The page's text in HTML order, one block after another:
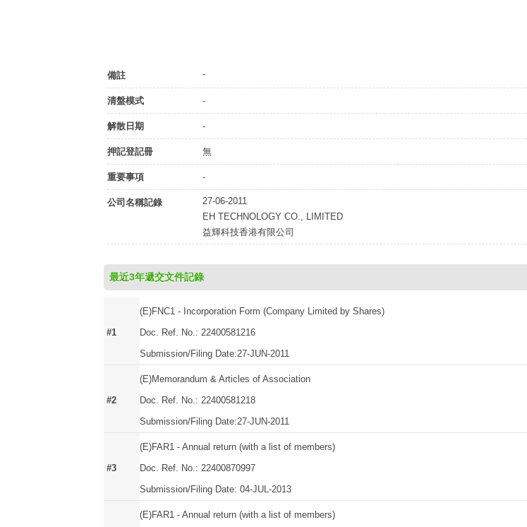
備註 -
清盤模式 -
解散日期 -
押記登記冊 無
重要事項 -
公司名稱記錄
27-06-2011
EH TECHNOLOGY CO., LIMITED
益輝科技香港有限公司
最近3年遞交文件記錄
#1
(E)FNC1 - Incorporation Form (Company Limited by Shares)
Doc. Ref. No.: 22400581216
Submission/Filing Date:27-JUN-2011
#2
(E)Memorandum & Articles of Association
Doc. Ref. No.: 22400581218
Submission/Filing Date:27-JUN-2011
#3
(E)FAR1 - Annual return (with a list of members)
Doc. Ref. No.: 22400870997
Submission/Filing Date: 04-JUL-2013
(E)FAR1 - Annual return (with a list of members)